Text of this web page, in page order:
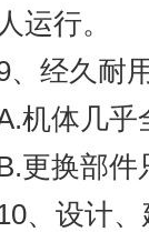
人运行。
、经久耐
机体几乎
更换部
、设计